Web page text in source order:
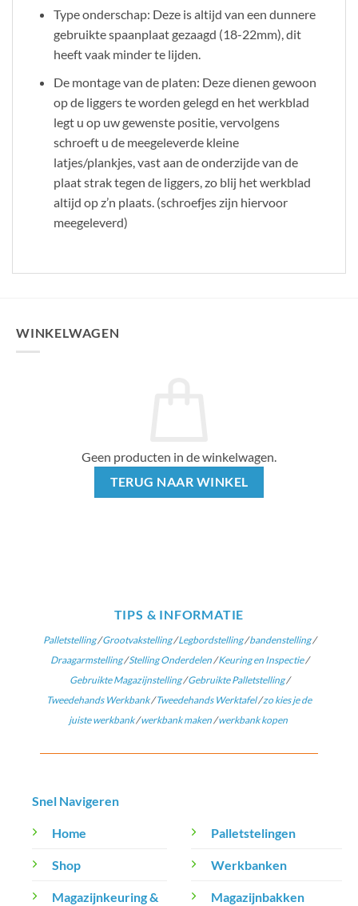
Type onderschap: Deze is altijd van een dunnere
gebruikte spaanplaat gezaagd (18-22mm), dit
heeft vaak minder te lijden.
De montage van de platen: Deze dienen gewoon
op de liggers te worden gelegd en het werkblad
legt u op uw gewenste positie, vervolgens
schroeft u de meegeleverde kleine
latjes/plankjes, vast aan de onderzijde van de
plaat strak tegen de liggers, zo blij het werkblad
altijd op z’n plaats. (schroefjes zijn hiervoor
meegeleverd)
WINKELWAGEN
Geen producten in de winkelwagen.
TERUG NAAR WINKEL
TIPS & INFORMATIE
Palletstelling/Grootvakstelling/Legbordstelling/bandenstelling/
Draagarmstelling/Stelling Onderdelen/Keuring en Inspectie/
Gebruikte Magazijnstelling/Gebruikte Palletstelling/
Tweedehands Werkbank/Tweedehands Werktafel/zo kies je de
juiste werkbank/werkbank maken /werkbank kopen
Snel Navigeren
Home
Shop
Magazijnkeuring &
Palletstelingen
Werkbanken
Magazijnbakken